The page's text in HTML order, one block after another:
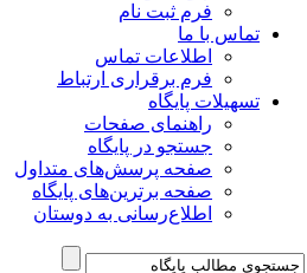
فرم ثبت نام
تماس با ما
اطلاعات تماس
فرم برقراری ارتباط
تسهیلات پایگاه
راهنمای صفحات
جستجو در پایگاه
صفحه پرسش‌های متداول
صفحه برترین‌های پایگاه
اطلاع‌رسانی به دوستان